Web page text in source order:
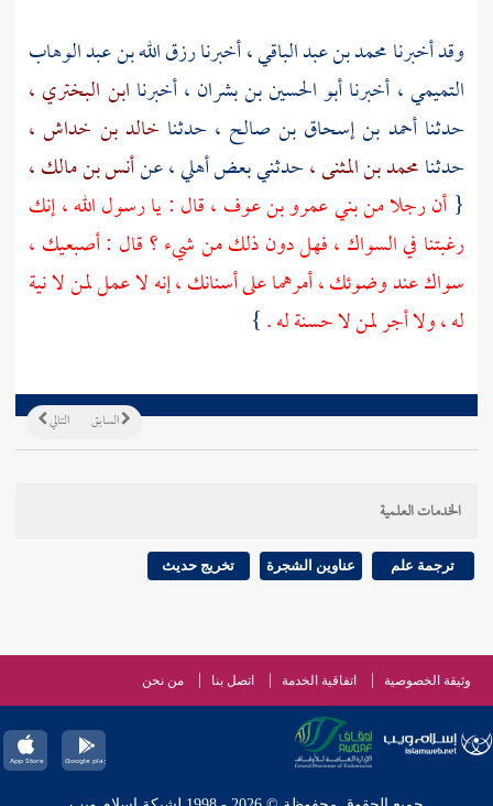
وقد أخبرنامحمد بن عبد الباقي ،أخبرنارزق الله بن عبد الوهاب
التميمي ، أخبرناأبو الحسين بن بشران ،أخبرنا ابن البختري ،
حدثناأحمد بن إسحاق بن صالح ، حدثنا خالد بن خداش ،
حدثنامحمد بن المثنى ،حدثني بعض أهلي ، عنأنس بن مالك ،
{ أن رجلا منبني عمرو بن عوف ،قال : يا رسول الله ، إنك
رغبتنا في السواك ، فهل دون ذلك من شيء ؟ قال : أصبعيك ،
سواك عند وضوئك ، أمرهما على أسنانك ، إنه لا عمل لمن لا نية
له ، ولا أجر لمن لا حسنة له .}
التالي السابق
الخدمات العلمية
ترجمة علم عناوين الشجرة تخريج حديث
وثيقة الخصوصية اتفاقية الخدمة اتصل بنا من نحن